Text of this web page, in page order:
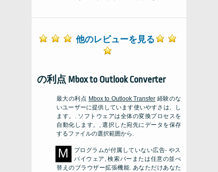
他のレビューを見る
の利点 Mbox to Outlook Converter
最大の利点 Mbox to Outlook Transfer 経験のな
いユーザーに提供しています使いやすさは、し
ます。. ソフトウェアは全体の変換プロセスを
自動化します。, 選択した宛先にデータを保存
するファイルの選択範囲から.
M
プログラムが付属していない広告- やス
パイウェア, 検索バーまたは任意の並べ
替えのブラウザー拡張機能. あなただけあなた